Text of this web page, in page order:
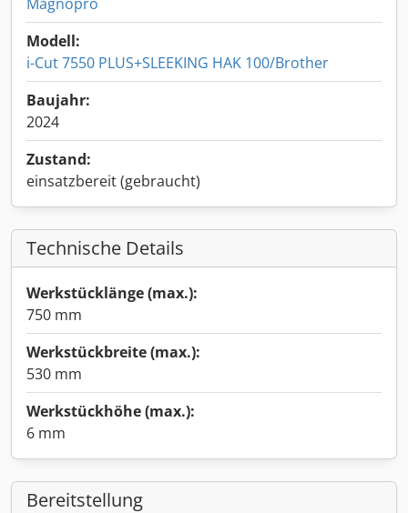
Modell:
i-Cut 7550 PLUS+SLEEKING HAK 100/Brother
Baujahr:
2024
Zustand:
einsatzbereit (gebraucht)
Technische Details
Werkstücklänge (max.):
750 mm
Werkstückbreite (max.):
530 mm
Werkstückhöhe (max.):
6 mm
Bereitstellung